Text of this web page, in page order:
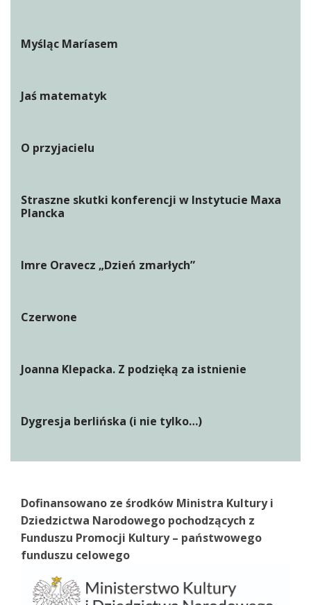
Myśląc Maríasem
Jaś matematyk
O przyjacielu
Straszne skutki konferencji w Instytucie Maxa
Plancka
Imre Oravecz „Dzień zmarłych”
Czerwone
Joanna Klepacka. Z podzięką za istnienie
Dygresja berlińska (i nie tylko…)
Dofinansowano ze środków Ministra Kultury i
Dziedzictwa Narodowego pochodzących z
Funduszu Promocji Kultury – państwowego
funduszu celowego